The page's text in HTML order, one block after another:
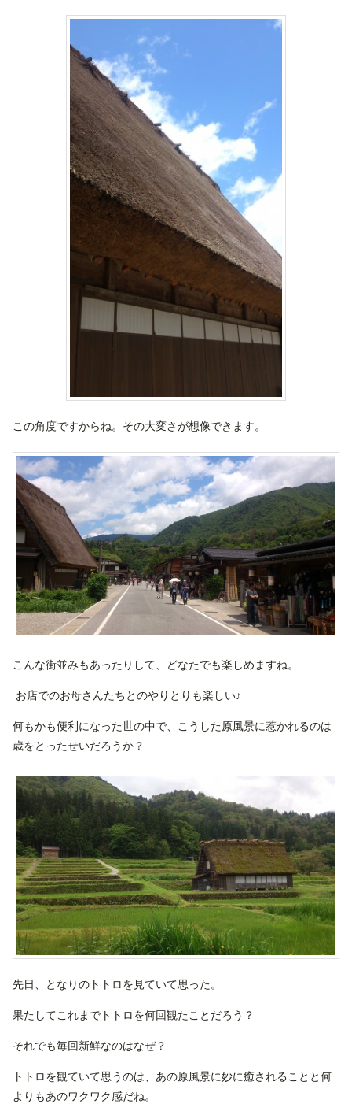
この角度ですからね。その大変さが想像できます。
こんな街並みもあったりして、どなたでも楽しめますね。
お店でのお母さんたちとのやりとりも楽しい♪
何もかも便利になった世の中で、こうした原風景に惹かれるのは
歳をとったせいだろうか？
先日、となりのトトロを見ていて思った。
果たしてこれまでトトロを何回観たことだろう？
それでも毎回新鮮なのはなぜ？
トトロを観ていて思うのは、あの原風景に妙に癒されることと何
よりもあのワクワク感だね。